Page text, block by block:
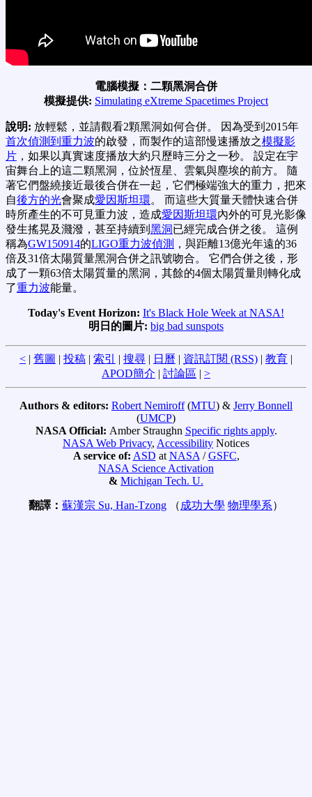
電腦模擬：二顆黑洞合併
模擬提供: Simulating eXtreme Spacetimes Project
說明: 放輕鬆，並請觀看2顆黑洞如何合併。 因為受到2015年
首次偵測到重力波的啟發，而製作的這部慢速播放之模擬影
片 ，如果以真實速度播放大約只歷時三分之一秒。 設定在宇
宙舞台上的這二顆黑洞，位於恆星、雲氣與塵埃的前方。 隨
著它們盤繞接近最後合併在一起，它們極端強大的重力，把來
自後方的光會聚成愛因斯坦環。 而這些大質量天體快速合併
時所產生的不可見重力波，造成愛因斯坦環內外的可見光影像
發生搖晃及濺潑，甚至持續到 黑洞已經完成合併之後。 這例
稱為GW150914的LIGO重力波偵測 ，與距離13億光年遠的36
倍及31倍太陽質量黑洞合併之訊號吻合。 它們合併之後，形
成了一顆63倍太陽質量的黑洞，其餘的4個太陽質量則轉化成
了重力波能量。
Today's Event Horizon: It's Black Hole Week at NASA!
明日的圖片: big bad sunspots
< | 舊圖 | 投稿 | 索引 | 搜尋 | 日曆 | 資訊訂閱 (RSS) | 教育 |
APOD簡介 | 討論區 | >
Authors & editors: Robert Nemiroff(MTU) & Jerry Bonnell
(UMCP)
NASA Official: Amber Straughn Specific rights apply.
NASA Web Privacy, Accessibility Notices
A service of: ASD at NASA /GSFC,
NASA Science Activation
& Michigan Tech. U.
翻譯： 蘇漢宗 Su, Han-Tzong （ 成功大學 物理學系）